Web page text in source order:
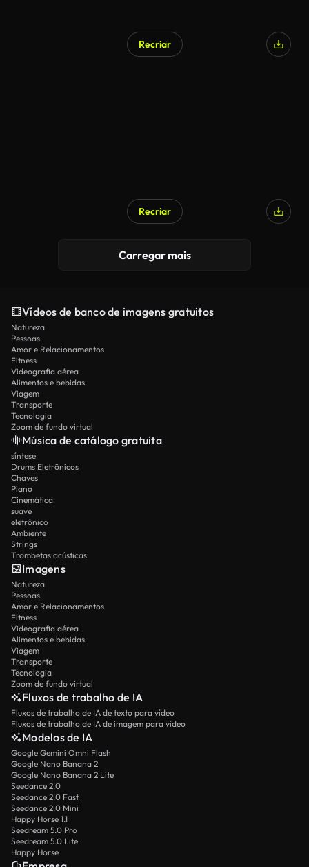
Recriar
Recriar
Carregar mais
Vídeos de banco de imagens gratuitos
Natureza
Pessoas
Amor e Relacionamentos
Fitness
Videografia aérea
Alimentos e bebidas
Viagem
Transporte
Tecnologia
Zoom de fundo virtual
Música de catálogo gratuita
síntese
Drums Eletrônicos
Chaves
Piano
Cinemática
suave
eletrônico
Ambiente
Strings
Trombetas acústicas
Imagens
Natureza
Pessoas
Amor e Relacionamentos
Fitness
Videografia aérea
Alimentos e bebidas
Viagem
Transporte
Tecnologia
Zoom de fundo virtual
Fluxos de trabalho de IA
Fluxos de trabalho de IA de texto para vídeo
Fluxos de trabalho de IA de imagem para vídeo
Modelos de IA
Google Gemini Omni Flash
Google Nano Banana 2
Google Nano Banana 2 Lite
Seedance 2.0
Seedance 2.0 Fast
Seedance 2.0 Mini
Happy Horse 1.1
Seedream 5.0 Pro
Seedream 5.0 Lite
Happy Horse